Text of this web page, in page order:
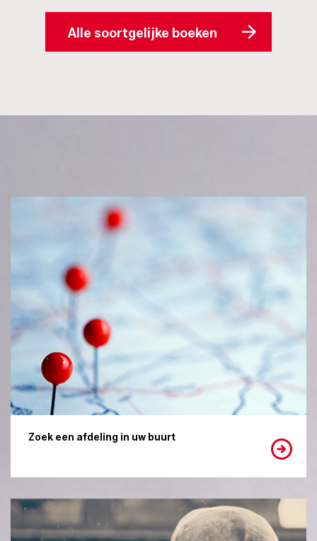
Alle soortgelijke boeken
Zoek een afdeling in uw buurt